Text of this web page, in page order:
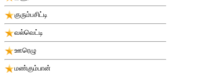
குரும்பசிட்டி
வல்வெட்டி
ஊரெழு
மண்கும்பான்